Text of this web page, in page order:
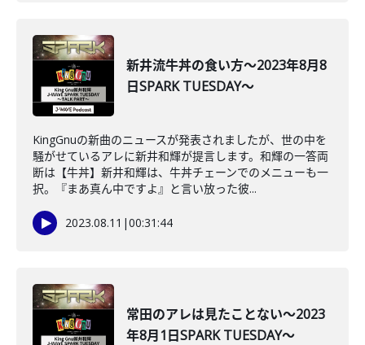
新井流牛丼の食い方～2023年8月8
日SPARK TUESDAY～
KingGnuの新曲のニュースが発表されましたが、世の中を
騒がせているアレに新井和輝が提言します。和輝の一答両
断は【牛丼】新井和輝は、牛丼チェーンでのメニューも一
択。『まあ真ん中ですよ』と言い放った彼...
2023.08.11 |00:31:44
常田のアレは見たことない～2023
年8月1日SPARK TUESDAY～